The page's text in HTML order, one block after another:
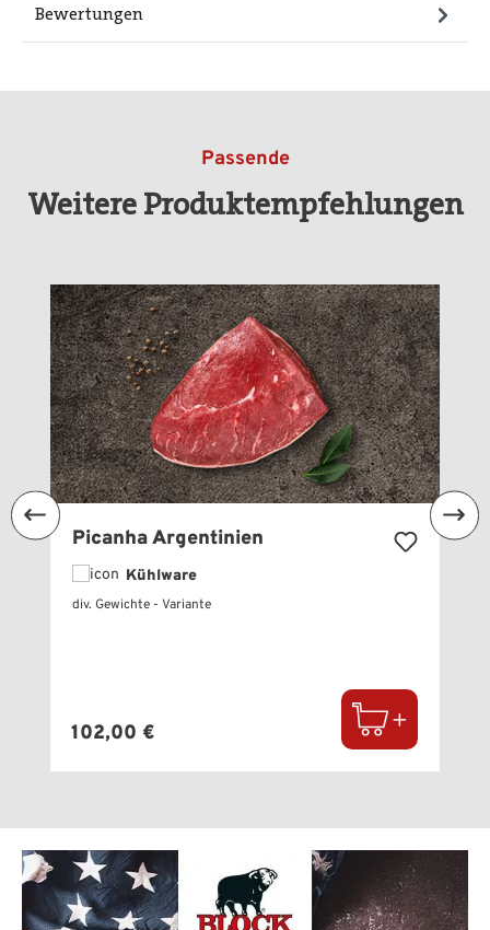
Bewertungen
Passende
Weitere Produktempfehlungen
Picanha Argentinien
Kühlware
div. Gewichte - Variante
Regulärer Preis:
102,00 €